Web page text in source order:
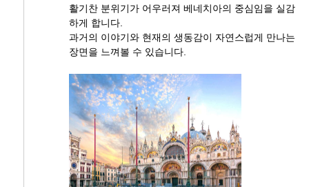
활기찬 분위기가 어우러져 베네치아의 중심임을 실감
하게 합니다.
과거의 이야기와 현재의 생동감이 자연스럽게 만나는
장면을 느껴볼 수 있습니다.